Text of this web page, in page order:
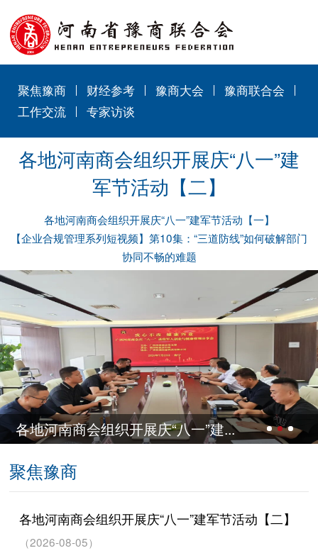
聚焦豫商 财经参考 豫商大会
豫商联合会
工作交流
专家访谈
各地河南商会组织开展庆“八一”建
军节活动【二】
各地河南商会组织开展庆“八一”建军节活动【一】
【企业合规管理系列短视频】第10集：“三道防线”如何破解部门
协同不畅的难题
“八一”建... 【企业合规管理系
聚焦豫商
各地河南商会组织开展庆“八一”建军节活动【二】
（2026-08-05）